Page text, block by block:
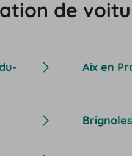
de
Aix en
Brignoles